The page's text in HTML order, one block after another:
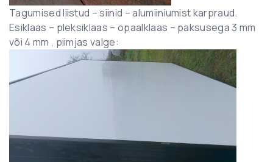
Tagumised liistud – siinid – alumiiniumist karpraud.
Esiklaas – pleksiklaas – opaalklaas – paksusega 3 mm
või 4 mm , piimjas valge: